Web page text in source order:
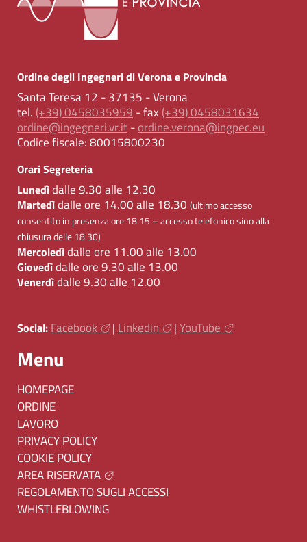
Ordine degli Ingegneri di Verona e Provincia
Santa Teresa 12 - 37135 - Verona
tel. (+39) 0458035959 - fax (+39) 0458031634
ordine@ingegneri.vr.it-ordine.verona@ingpec.eu
Codice fiscale:80015800230
Orari Segreteria
Lunedìdalle 9.30 alle 12.30
Martedìdalle ore 14.00 alle 18.30 (ultimo accesso
consentito in presenza ore 18.15 – accesso telefonico sino alla
chiusura delle 18.30)
Mercoledìdalle ore 11.00 alle 13.00
Giovedìdalle ore 9.30 alle 13.00
Venerdìdalle 9.30 alle 12.00
Social: Facebook | Linkedin | YouTube
Menu
HOMEPAGE
ORDINE
LAVORO
PRIVACY POLICY
COOKIE POLICY
AREA RISERVATA
REGOLAMENTO SUGLI ACCESSI
WHISTLEBLOWING